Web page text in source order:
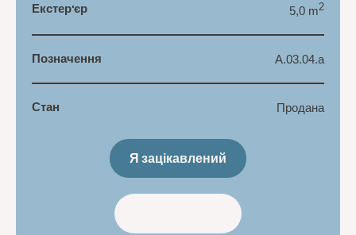
Екстер'єр 5,0 m2
Позначення A.03.04.a
Стан Продана
Я зацікавлений